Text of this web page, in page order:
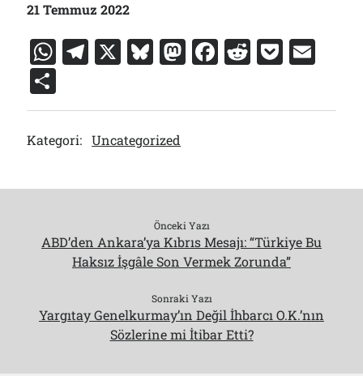
21 Temmuz 2022
W
at
s
A
p
T
e
gr
a
m
X Bl
e
s
k
y
M
st
o
F
c
o
k
R
d
P
c ai
h
ar
e
Kategori: Uncategorized
Önceki Yazı
ABD’den Ankara’ya Kıbrıs Mesajı: “Türkiye Bu
Haksız İşgâle Son Vermek Zorunda”
Sonraki Yazı
Yargıtay Genelkurmay’ın Değil İhbarcı O.K.’nın
Sözlerine mi İtibar Etti?